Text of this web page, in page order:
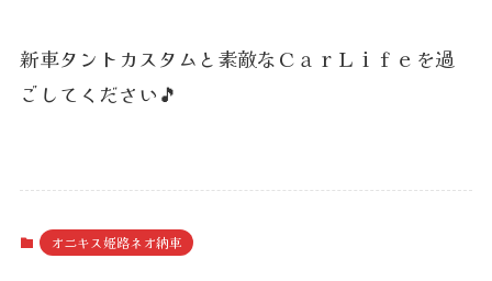
新車タントカスタムと素敵なＣａｒＬｉｆｅを過
ごしてください🎵
オニキス姫路ネオ納車